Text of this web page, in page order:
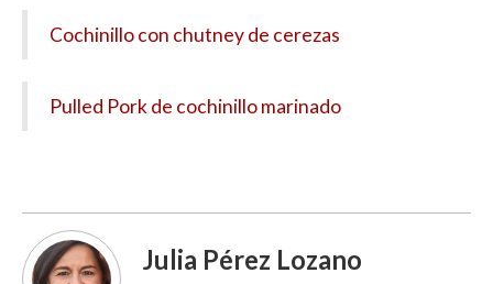
Cochinillo con chutney de cerezas
Pulled Pork de cochinillo marinado
Julia Pérez Lozano